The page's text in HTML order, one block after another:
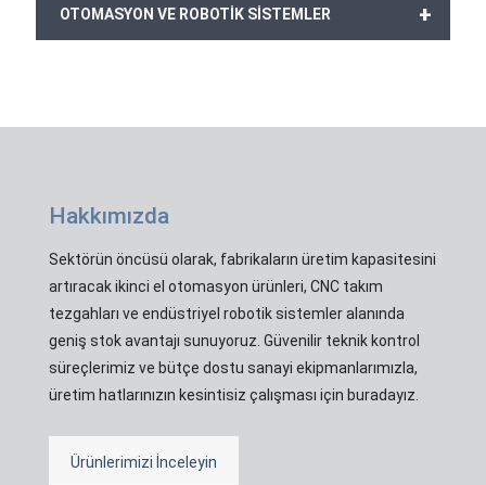
+
OTOMASYON VE ROBOTİK SİSTEMLER
Hakkımızda
Sektörün öncüsü olarak, fabrikaların üretim kapasitesini
artıracak ikinci el otomasyon ürünleri, CNC takım
tezgahları ve endüstriyel robotik sistemler alanında
geniş stok avantajı sunuyoruz. Güvenilir teknik kontrol
süreçlerimiz ve bütçe dostu sanayi ekipmanlarımızla,
üretim hatlarınızın kesintisiz çalışması için buradayız.
Ürünlerimizi İnceleyin